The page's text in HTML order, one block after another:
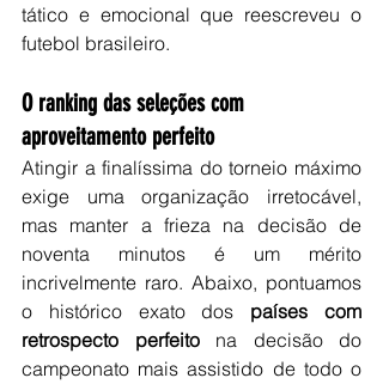
tático e emocional que reescreveu o
futebol brasileiro.
O ranking das seleções com
aproveitamento perfeito
Atingir a finalíssima do torneio máximo
exige uma organização irretocável,
mas manter a frieza na decisão de
noventa minutos é um mérito
incrivelmente raro. Abaixo, pontuamos
o histórico exato dos países com
retrospecto perfeito na decisão do
campeonato mais assistido de todo o